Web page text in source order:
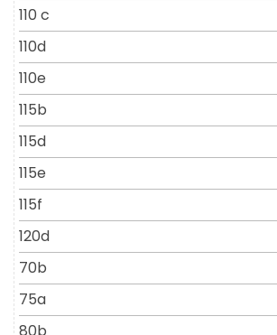
110 c
110d
110e
115b
115d
115e
115f
120d
70b
75a
80b